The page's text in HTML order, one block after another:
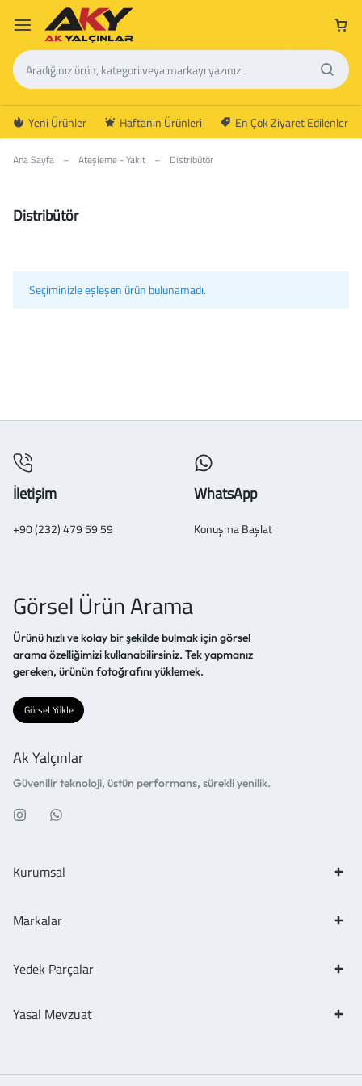
Yeni Ürünler Haftanın Ürünleri En Çok Ziyaret Edilenler
Ana Sayfa – Ateşleme - Yakıt – Distribütör
Distribütör
Seçiminizle eşleşen ürün bulunamadı.
İletişim
+90 (232) 479 59 59
WhatsApp
Konuşma Başlat
Görsel Ürün Arama
Ürünü hızlı ve kolay bir şekilde bulmak için görsel
arama özelliğimizi kullanabilirsiniz. Tek yapmanız
gereken, ürünün fotoğrafını yüklemek.
Görsel Yükle
Ak Yalçınlar
Güvenilir teknoloji, üstün performans, sürekli yenilik.
Kurumsal
Markalar
Yedek Parçalar
Yasal Mevzuat